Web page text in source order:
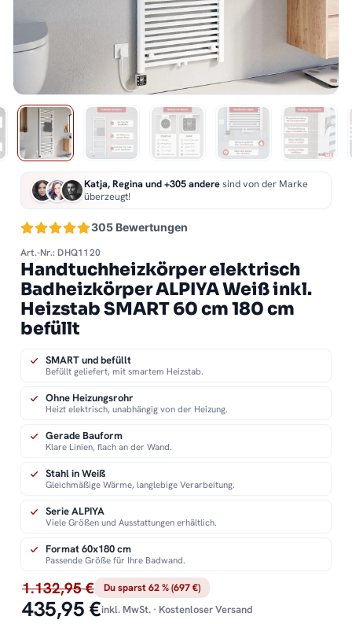
305 Bewertungen
Katja, Regina und +305 anderesind von der Marke
überzeugt!
Art.-Nr.: DHQ1120
Handtuchheizkörper elektrisch
Badheizkörper ALPIYA Weiß inkl.
Heizstab SMART 60 cm 180 cm
befüllt
1.132,95 € Du sparst 62 % (697 €)
435,95 €inkl. MwSt. · Kostenloser Versand
SMART und befüllt
Befüllt geliefert, mit smartem Heizstab.
Ohne Heizungsrohr
Heizt elektrisch, unabhängig von der Heizung.
Gerade Bauform
Klare Linien, flach an der Wand.
Stahl in Weiß
Gleichmäßige Wärme, langlebige Verarbeitung.
Serie ALPIYA
Viele Größen und Ausstattungen erhältlich.
Format 60x180 cm
Passende Größe für Ihre Badwand.